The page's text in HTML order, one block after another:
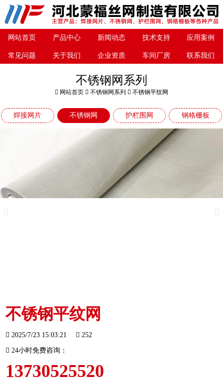
网站首页 产品中心 新闻动态 技术支持 应用案例
常见问题 关于我们 企业资质 车间厂房 联系我们
不锈钢网系列
网站首页 不锈钢网系列 不锈钢平纹网
焊接网片 不锈钢网 护栏围网 钢格栅板
不锈钢平纹网
2025/7/23 15:03:21 252
24小时免费咨询：
13730525520